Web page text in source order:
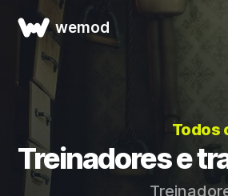
wemod
Todos
Treinadores e